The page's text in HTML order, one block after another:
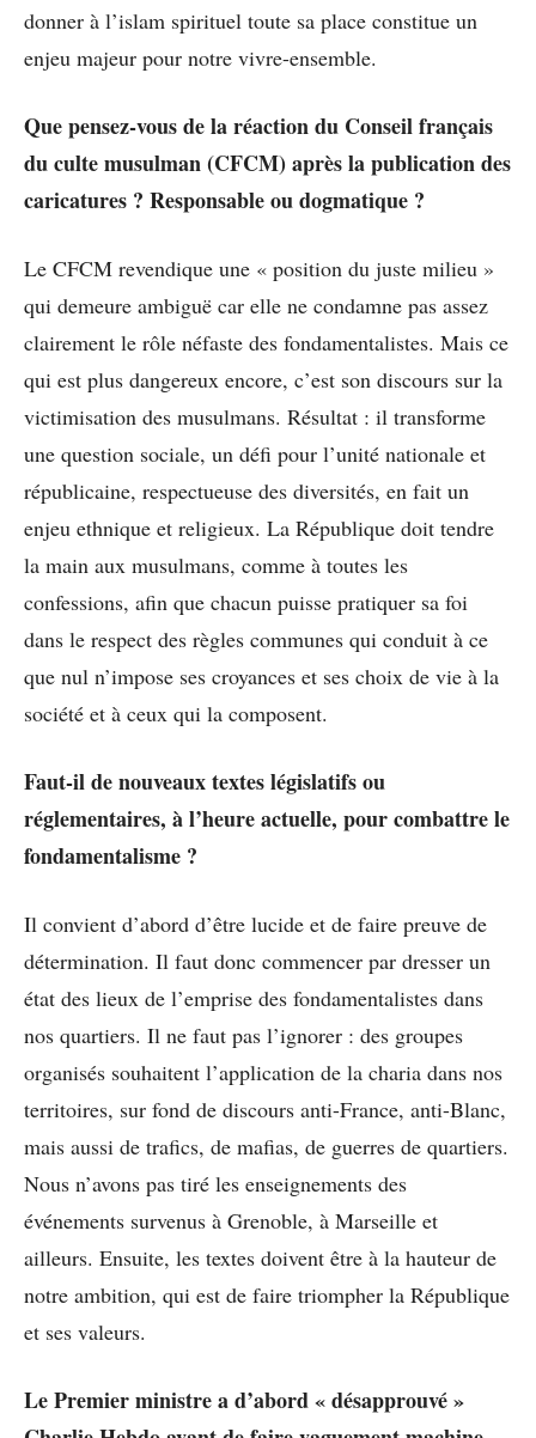
donner à l’islam spirituel toute sa place constitue un
enjeu majeur pour notre vivre-ensemble.
Que pensez-vous de la réaction du Conseil français
du culte musulman (CFCM) après la publication des
caricatures ? Responsable ou dogmatique ?
Le CFCM revendique une « position du juste milieu »
qui demeure ambiguë car elle ne condamne pas assez
clairement le rôle néfaste des fondamentalistes. Mais ce
qui est plus dangereux encore, c’est son discours sur la
victimisation des musulmans. Résultat : il transforme
une question sociale, un défi pour l’unité nationale et
républicaine, respectueuse des diversités, en fait un
enjeu ethnique et religieux. La République doit tendre
la main aux musulmans, comme à toutes les
confessions, afin que chacun puisse pratiquer sa foi
dans le respect des règles communes qui conduit à ce
que nul n’impose ses croyances et ses choix de vie à la
société et à ceux qui la composent.
Faut-il de nouveaux textes législatifs ou
réglementaires, à l’heure actuelle, pour combattre le
fondamentalisme ?
Il convient d’abord d’être lucide et de faire preuve de
détermination. Il faut donc commencer par dresser un
état des lieux de l’emprise des fondamentalistes dans
nos quartiers. Il ne faut pas l’ignorer : des groupes
organisés souhaitent l’application de la charia dans nos
territoires, sur fond de discours anti-France, anti-Blanc,
mais aussi de trafics, de mafias, de guerres de quartiers.
Nous n’avons pas tiré les enseignements des
événements survenus à Grenoble, à Marseille et
ailleurs. Ensuite, les textes doivent être à la hauteur de
notre ambition, qui est de faire triompher la République
et ses valeurs.
Le Premier ministre a d’abord « désapprouvé »